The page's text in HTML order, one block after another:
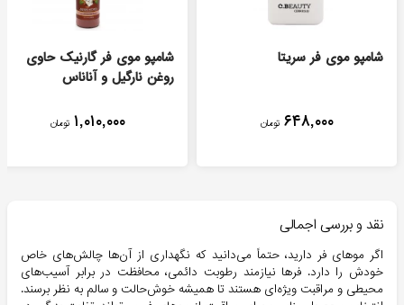
شامپو موی فر سریتا
۶۴۸,۰۰۰ تومان
شامپو موی فر گارنیک حاوی
روغن نارگیل و آناناس
۱,۰۱۰,۰۰۰ تومان
نقد و بررسی اجمالی
اگر موهای فر دارید، حتماً می‌دانید که نگهداری از آن‌ها چالش‌های خاص
خودش را دارد. فرها نیازمند رطوبت دائمی، محافظت در برابر آسیب‌های
محیطی و مراقبت ویژه‌ای هستند تا همیشه خوش‌حالت و سالم به نظر برسند.